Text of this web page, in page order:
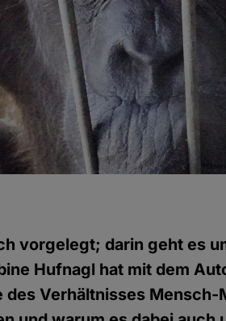
vorgelegt; darin geht es
Hufnagl hat mit dem
Verhältnisses Mensch-